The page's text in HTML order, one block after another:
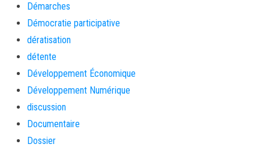
Démarches
Démocratie participative
dératisation
détente
Développement Économique
Développement Numérique
discussion
Documentaire
Dossier